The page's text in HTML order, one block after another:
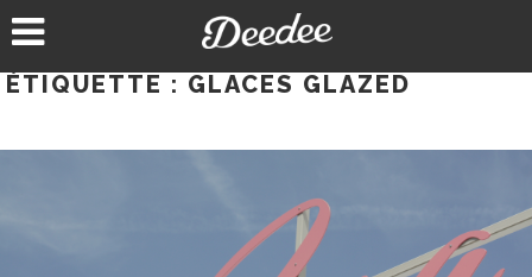
au
ÉTIQUETTE : GLACES GLAZED